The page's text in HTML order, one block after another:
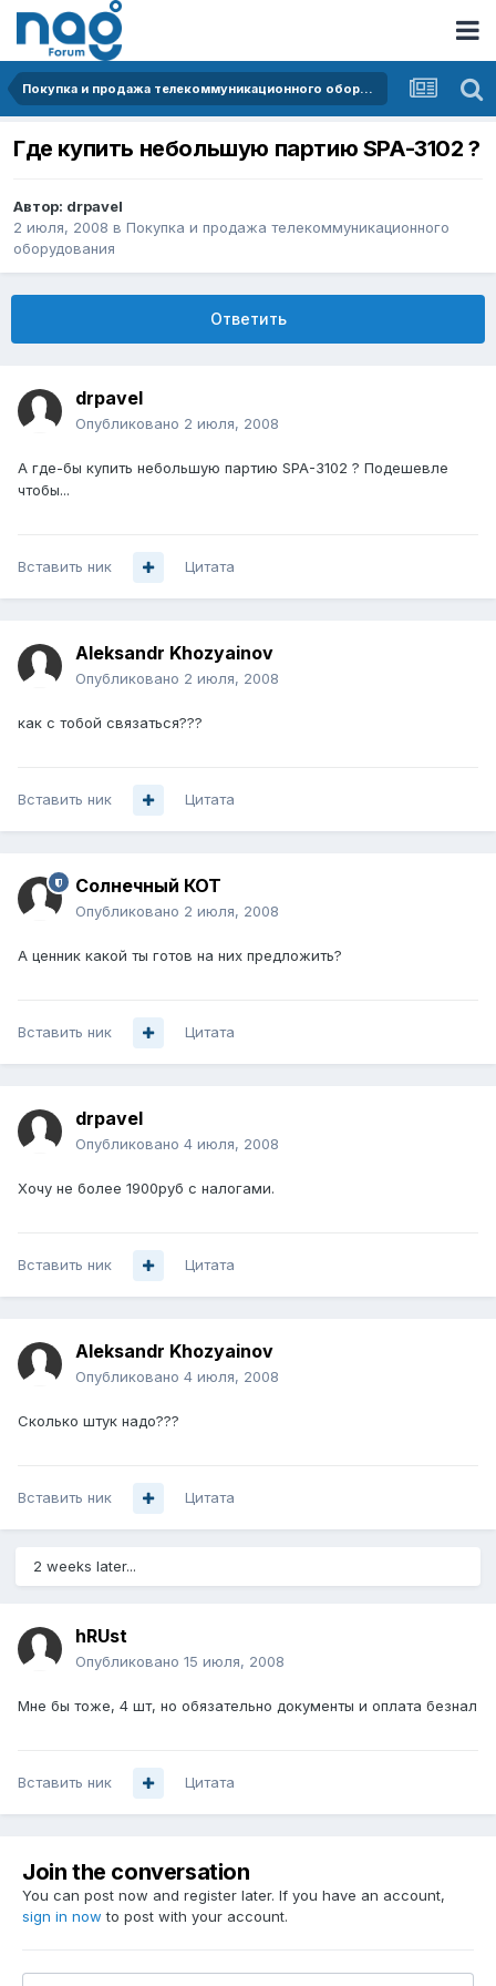
Покупка и продажа телекоммуникационного оборудования
Где купить небольшую партию SPA-3102 ?
Автор: drpavel
2 июля, 2008 в Покупка и продажа телекоммуникационного
оборудования
Ответить
drpavel
Опубликовано 2 июля, 2008
А где-бы купить небольшую партию SPA-3102 ? Подешевле
чтобы...
Вставить ник Цитата
Aleksandr Khozyainov
Опубликовано 2 июля, 2008
как с тобой связаться???
Вставить ник Цитата
Солнечный КОТ
Опубликовано 2 июля, 2008
А ценник какой ты готов на них предложить?
Вставить ник Цитата
drpavel
Опубликовано 4 июля, 2008
Хочу не более 1900руб с налогами.
Вставить ник Цитата
Aleksandr Khozyainov
Опубликовано 4 июля, 2008
Сколько штук надо???
Вставить ник Цитата
2 weeks later...
hRUst
Опубликовано 15 июля, 2008
Мне бы тоже, 4 шт, но обязательно документы и оплата безнал
Вставить ник Цитата
Join the conversation
You can post now and register later. If you have an account,
sign in now to post with your account.